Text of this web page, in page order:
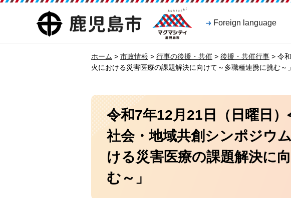
鹿児島市
マグマシティ
鹿児島市
Foreign language
ホーム > 市政情報 > 行事の後援・共催 > 後援・共催行事 > 令
火における災害医療の課題解決に向けて～多職種連携に挑む～」
令和7年12月21日（日曜日
社会・地域共創シンポジウ
ける災害医療の課題解決に
む～」